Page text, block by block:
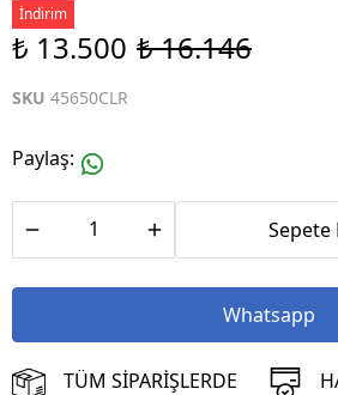
İndirim
₺ 13.500 ₺ 16.146
SKU 45650CLR
Paylaş:
Sepete
Whatsapp
TÜM SİPARİŞLERDE